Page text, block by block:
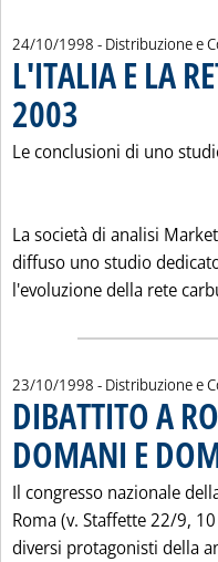
24/10/1998 - Distribuzione e
L'ITALIA E LA
2003
Le conclusioni di uno
La società di analisi
diffuso uno studio
l'evoluzione della rete
23/10/1998 - Distribuzione e
DIBATTITO A
DOMANI E
Il congresso nazionale
Roma (v. Staffette 22/9,
diversi protagonisti della